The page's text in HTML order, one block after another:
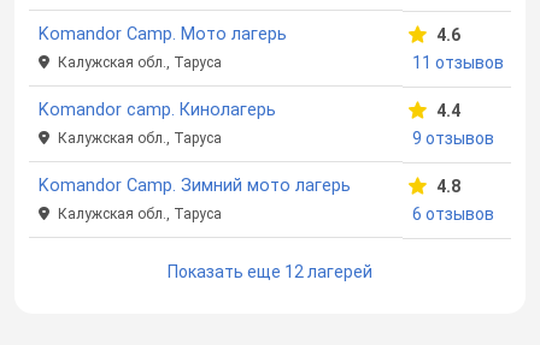
Komandor Camp. Мото лагерь
Калужская обл., Таруса
4.6
11 отзывов
Komandor camp. Кинолагерь
Калужская обл., Таруса
4.4
9 отзывов
Komandor Camp. Зимний мото лагерь
Калужская обл., Таруса
4.8
6 отзывов
Показать еще 12 лагерей